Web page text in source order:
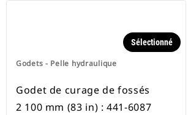
Godets - Pelle hydraulique
Sélectionné
Godet de curage de fossés
2 100 mm (83 in) : 441-6087